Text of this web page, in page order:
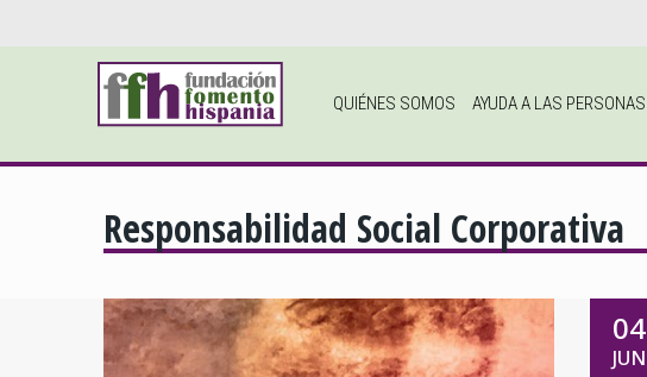
QUIÉNES SOMOS AYUDA A LAS PERSONAS
Responsabilidad Social Corporativa
04
JUN